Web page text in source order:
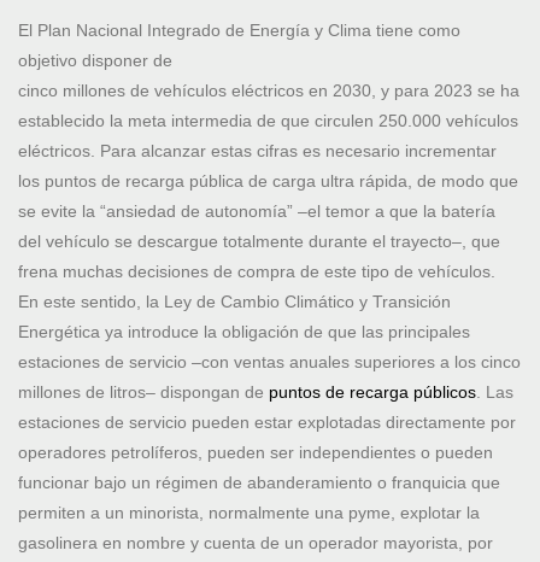
El Plan Nacional Integrado de Energía y Clima tiene como
objetivo disponer de
cinco millones de vehículos eléctricos en 2030, y para 2023 se ha
establecido la meta intermedia de que circulen 250.000 vehículos
eléctricos. Para alcanzar estas cifras es necesario incrementar
los puntos de recarga pública de carga ultra rápida, de modo que
se evite la “ansiedad de autonomía” –el temor a que la batería
del vehículo se descargue totalmente durante el trayecto–, que
frena muchas decisiones de compra de este tipo de vehículos.
En este sentido, la Ley de Cambio Climático y Transición
Energética ya introduce la obligación de que las principales
estaciones de servicio –con ventas anuales superiores a los cinco
millones de litros– dispongan de puntos de recarga públicos. Las
estaciones de servicio pueden estar explotadas directamente por
operadores petrolíferos, pueden ser independientes o pueden
funcionar bajo un régimen de abanderamiento o franquicia que
permiten a un minorista, normalmente una pyme, explotar la
gasolinera en nombre y cuenta de un operador mayorista, por